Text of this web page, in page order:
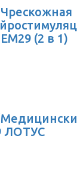
Чрескожная
(2 в 1)
ЛОТУС